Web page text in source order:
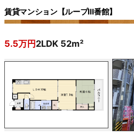
賃貸マンション【ループⅢ番館】
5.5万円2LDK 52m²